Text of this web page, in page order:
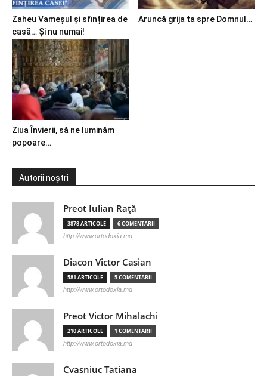
Zaheu Vameșul și sfințirea de
casă… Și nu numai!
Aruncă grija ta spre Domnul…
Ziua Învierii, să ne luminăm
popoare…
Autorii noștri
Preot Iulian Raţă
3878 ARTICOLE 6 COMENTARII
http://www.ortodoxia.md
Diacon Victor Casian
581 ARTICOLE 5 COMENTARII
http://www.ortodoxia.md
Preot Victor Mihalachi
210 ARTICOLE 1 COMENTARII
http://www.ortodoxia.md
Cvasniuc Tatiana